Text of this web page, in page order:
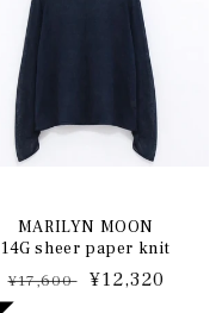
MARILYN MOON
14G sheer paper knit
通
常
¥17,600
セ
¥12,320